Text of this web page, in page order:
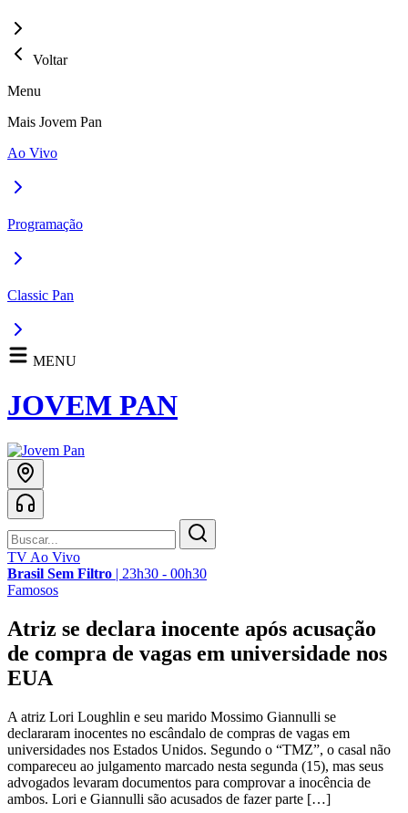
Voltar
Menu
Mais Jovem Pan
Ao Vivo
Programação
Classic Pan
MENU
JOVEM PAN
TV Ao Vivo
Brasil Sem Filtro | 23h30 - 00h30
Famosos
Atriz se declara inocente após acusação
de compra de vagas em universidade nos
EUA
A atriz Lori Loughlin e seu marido Mossimo Giannulli se
declararam inocentes no escândalo de compras de vagas em
universidades nos Estados Unidos. Segundo o “TMZ”, o casal não
compareceu ao julgamento marcado nesta segunda (15), mas seus
advogados levaram documentos para comprovar a inocência de
ambos. Lori e Giannulli são acusados de fazer parte […]